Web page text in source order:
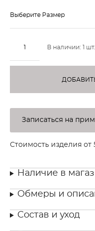
Выберите Размер
В наличии: 1 шт.
Записаться на
Стоимость изделия от
Наличие в
Обмеры и
Состав и уход